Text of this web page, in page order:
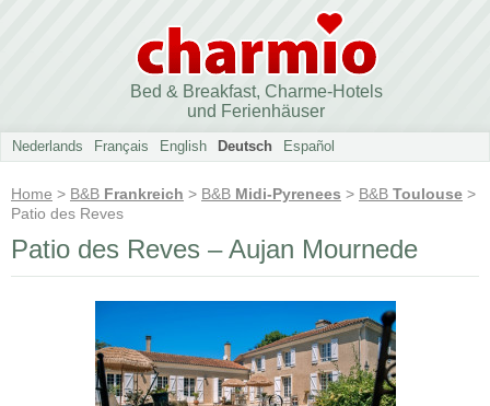
Bed & Breakfast, Charme-Hotels
und Ferienhäuser
Nederlands Français English Deutsch Español
Home > B&B Frankreich > B&B Midi-Pyrenees > B&B Toulouse >
Patio des Reves
Patio des Reves – Aujan Mournede